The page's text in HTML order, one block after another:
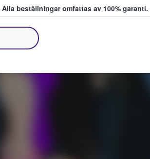
Alla beställningar omfattas av 100% garanti.